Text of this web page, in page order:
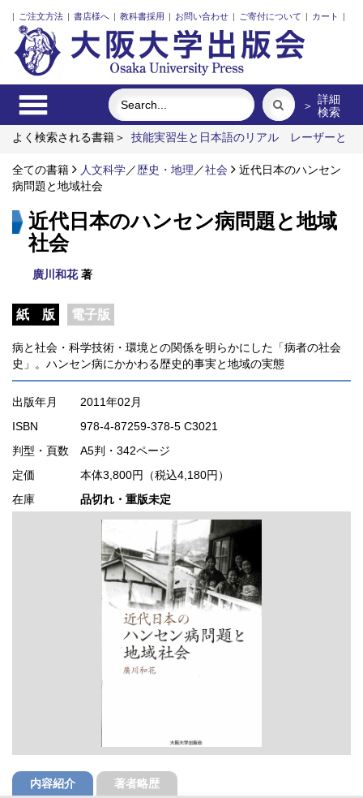
| ご注文方法 | 書店様へ | 教科書採用 | お問い合わせ | ご寄付について | カート |
＞ 詳細
検索
よく検索される書籍＞
技能実習生と日本語のリアル
レーザーと
ア語
「力のある学校」の探究
近代日本における企業家の諸系
譜
全ての書籍 人文科学／歴史・地理 ／社会
近代日本のハンセン
病問題と地域社会
近代日本のハンセン病問題と地域
社会
廣川和花著
紙 版 電子版
病と社会・科学技術・環境との関係を明らかにした「病者の社会
史」。ハンセン病にかかわる歴史的事実と地域の実態
出版年月
2011年02月
ISBN
978-4-87259-378-5 C3021
判型・頁数 A5判・342ページ
定価
本体3,800円（税込4,180円）
在庫
品切れ・重版未定
内容紹介 著者略歴